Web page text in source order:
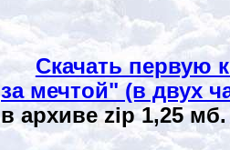
Скачать первую
за мечтой" (в двух
в архивеzip1,25 мб.